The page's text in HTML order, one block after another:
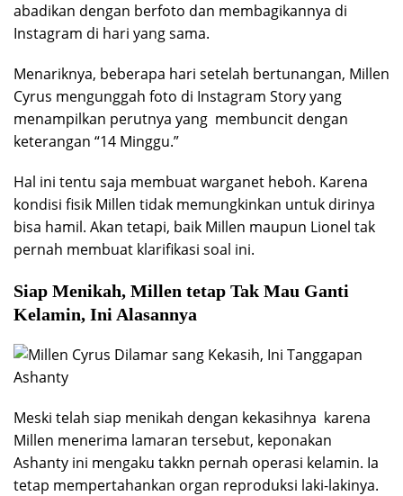
abadikan dengan berfoto dan membagikannya di
Instagram di hari yang sama.
Menariknya, beberapa hari setelah bertunangan, Millen
Cyrus mengunggah foto di Instagram Story yang
menampilkan perutnya yang membuncit dengan
keterangan “14 Minggu.”
Hal ini tentu saja membuat warganet heboh. Karena
kondisi fisik Millen tidak memungkinkan untuk dirinya
bisa hamil. Akan tetapi, baik Millen maupun Lionel tak
pernah membuat klarifikasi soal ini.
Siap Menikah, Millen tetap Tak Mau Ganti
Kelamin, Ini Alasannya
Meski telah siap menikah dengan kekasihnya karena
Millen menerima lamaran tersebut, keponakan
Ashanty ini mengaku takkn pernah operasi kelamin. Ia
tetap mempertahankan organ reproduksi laki-lakinya.